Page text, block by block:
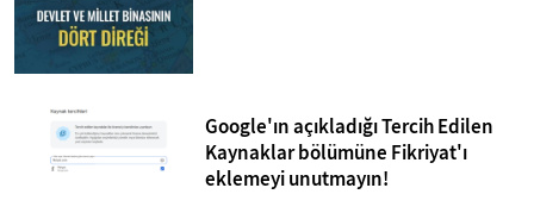
Google'ın açıkladığı Tercih Edilen
Kaynaklar bölümüne Fikriyat'ı
eklemeyi unutmayın!